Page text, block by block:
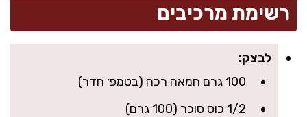
רשימת מרכיבים
לבצק:
100 גרם חמאה רכה (בטמפ׳ חדר)
1/2 כוס סוכר (100 גרם)